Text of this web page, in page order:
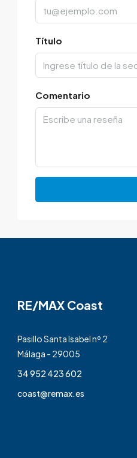
Título
Comentario
RE/MAX Coast
Pasillo Santa Isabel nº 2
Málaga - 29005
34 952 423 602
coast@remax.es